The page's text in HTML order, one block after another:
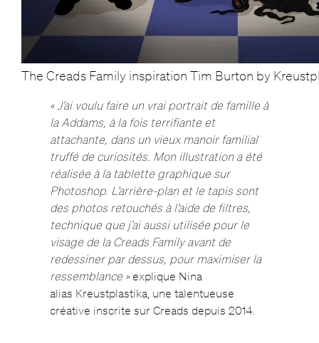
The Creads Family inspiration Tim Burton by
« J’ai voulu faire un vrai portrait de famille à
la Addams, à la fois terrifiante et
attachante, dans un vieux manoir familial
truffé de curiosités. Mon illustration a été
réalisée à la tablette graphique sur
Photoshop. L’arrière-plan et le tapis sont
des photos retouchés à l’aide de filtres,
technique que j’ai aussi utilisée pour le
visage de la Creads Family avant de
redessiner par dessus, pour maximiser la
ressemblance » explique Nina
alias Kreustplastika, une talentueuse
créative inscrite sur Creads depuis 2014.